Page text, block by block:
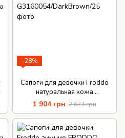
−28%
Сапоги для девочки Froddo
натуральная кожа
демисезонные на молнии
1 904 грн 2 634 грн